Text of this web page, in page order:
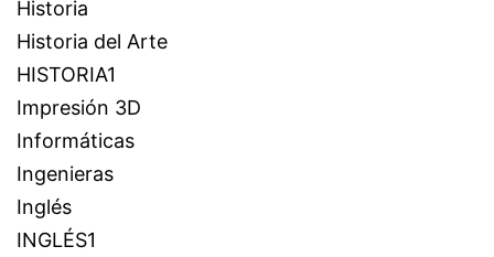
Historia
Historia del Arte
HISTORIA1
Impresión 3D
Informáticas
Ingenieras
Inglés
INGLÉS1